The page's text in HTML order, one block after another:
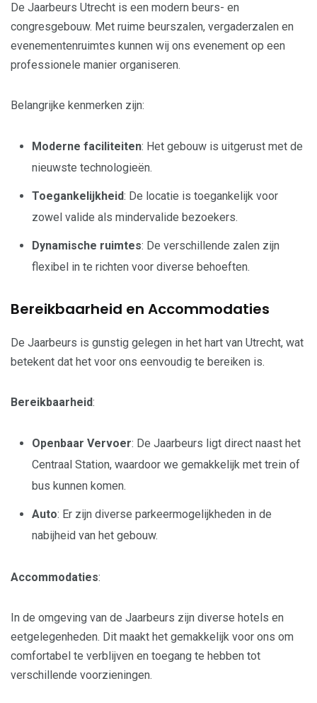
De Jaarbeurs Utrecht is een modern beurs- en
congresgebouw. Met ruime beurszalen, vergaderzalen en
evenementenruimtes kunnen wij ons evenement op een
professionele manier organiseren.
Belangrijke kenmerken zijn:
Moderne faciliteiten: Het gebouw is uitgerust met de
nieuwste technologieën.
Toegankelijkheid: De locatie is toegankelijk voor
zowel valide als mindervalide bezoekers.
Dynamische ruimtes: De verschillende zalen zijn
flexibel in te richten voor diverse behoeften.
Bereikbaarheid en Accommodaties
De Jaarbeurs is gunstig gelegen in het hart van Utrecht, wat
betekent dat het voor ons eenvoudig te bereiken is.
Bereikbaarheid:
Openbaar Vervoer: De Jaarbeurs ligt direct naast het
Centraal Station, waardoor we gemakkelijk met trein of
bus kunnen komen.
Auto: Er zijn diverse parkeermogelijkheden in de
nabijheid van het gebouw.
Accommodaties:
In de omgeving van de Jaarbeurs zijn diverse hotels en
eetgelegenheden. Dit maakt het gemakkelijk voor ons om
comfortabel te verblijven en toegang te hebben tot
verschillende voorzieningen.